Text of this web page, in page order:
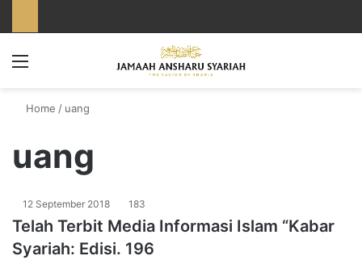
Home / uang
uang
12 September 2018 183
Telah Terbit Media Informasi Islam “Kabar
Syariah: Edisi. 196